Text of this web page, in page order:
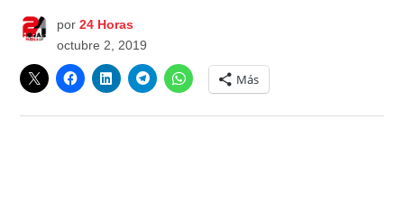
por 24 Horas
octubre 2, 2019
Más